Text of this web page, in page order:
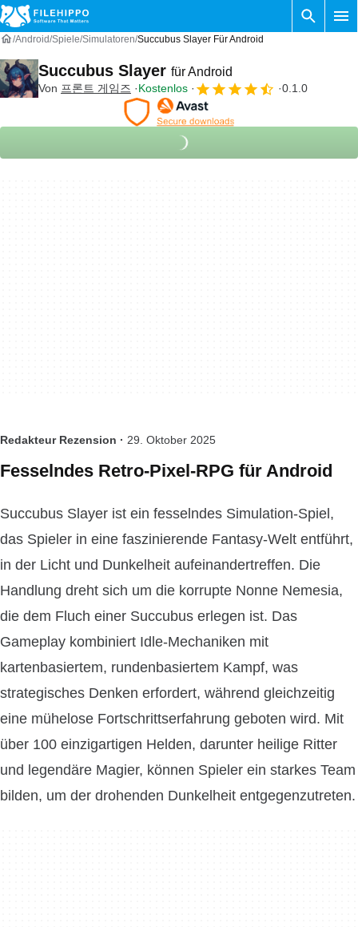
Android Spiele Simulatoren Succubus Slayer Für Android
Succubus Slayer für Android
Von 프론트 게임즈 Kostenlos 0.1.0
Redakteur Rezension · 29. Oktober 2025
Fesselndes Retro-Pixel-RPG für Android
Succubus Slayer ist ein fesselndes Simulation-Spiel,
das Spieler in eine faszinierende Fantasy-Welt entführt,
in der Licht und Dunkelheit aufeinandertreffen. Die
Handlung dreht sich um die korrupte Nonne Nemesia,
die dem Fluch einer Succubus erlegen ist. Das
Gameplay kombiniert Idle-Mechaniken mit
kartenbasiertem, rundenbasiertem Kampf, was
strategisches Denken erfordert, während gleichzeitig
eine mühelose Fortschrittserfahrung geboten wird. Mit
über 100 einzigartigen Helden, darunter heilige Ritter
und legendäre Magier, können Spieler ein starkes Team
bilden, um der drohenden Dunkelheit entgegenzutreten.